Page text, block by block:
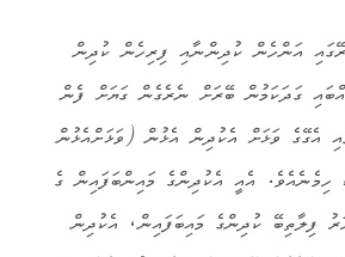
އަންހެން ކުދިންނާއި ފިރިހެން ކުދިން
ގަދަކަމުން ބޭރަށް ނެރެގެން ގަޔަށް ފެން
އެގޭގެ ވަޅަށް އެކުދިން އެޅުން (ވަޅަށްއެޅުން
އެއީ އެކުދިންގެ މައިންބަފައިން ގެ
ފިލާތިބޭ ކުދިންގެ މައިބަފައިން، އެކުދިން